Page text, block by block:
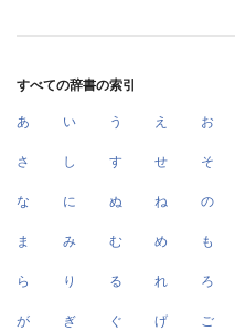
すべての辞書の索引
あ い う え お
さ し す せ そ
な に ぬ ね の
ま み む め も
ら り る れ ろ
が ぎ ぐ げ ご